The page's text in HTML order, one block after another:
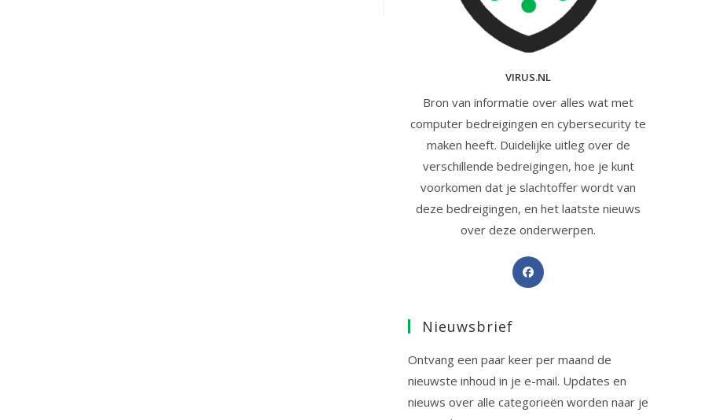
VIRUS.NL
Bron van informatie over alles wat met
computer bedreigingen en cybersecurity te
maken heeft. Duidelijke uitleg over de
verschillende bedreigingen, hoe je kunt
voorkomen dat je slachtoffer wordt van
deze bedreigingen, en het laatste nieuws
over deze onderwerpen.
Opent
Nieuwsbrief
Ontvang een paar keer per maand de
nieuwste inhoud in je e-mail. Updates en
nieuws over alle categorieën worden naar je